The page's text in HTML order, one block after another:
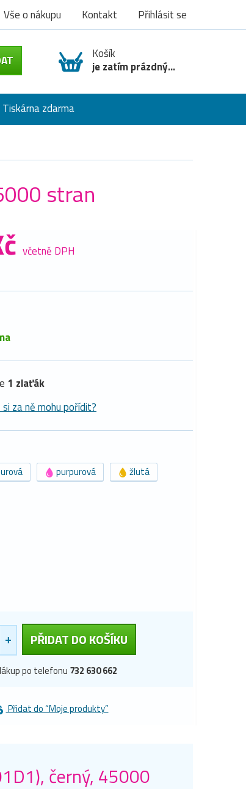
Vše o nákupu Kontakt Přihlásit se
Košík
je zatím prázdný...
Tiskárna zdarma
stran
včetně DPH
1 zlaťák
za ně mohu pořídit?
purpurová žlutá
+ PŘIDAT DO KOŠÍKU
po telefonu 732 630 662
Přidat do “Moje produkty”
černý, 45000